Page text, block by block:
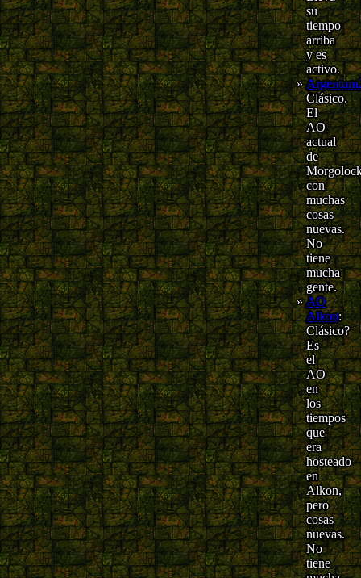
su
tiempo
arriba
y es
activo.
Clásico.
El
AO
actual
de
con
muchas
cosas
nuevas.
No
tiene
mucha
gente.
AO
Alkon:
Clásico?
Es
el
AO
en
los
tiempos
que
era
hosteado
en
Alkon,
pero
cosas
nuevas.
No
tiene